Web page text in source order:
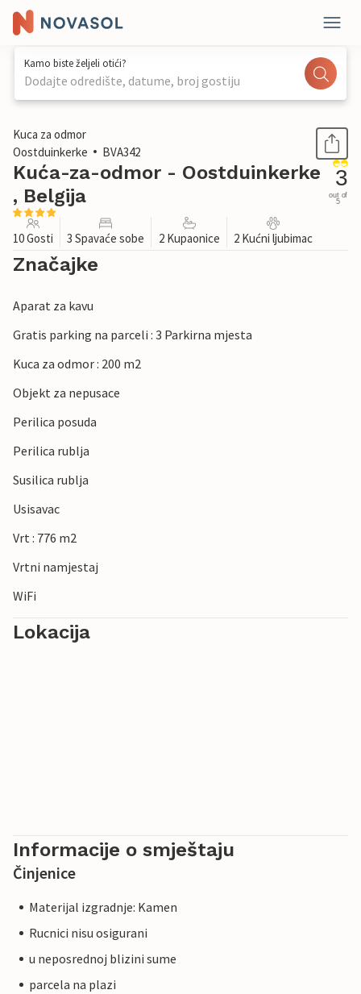
Kamo biste željeli otići?
Dodajte odredište, datume, broj gostiju
1 / 31
Kuca za odmor
Oostduinkerke
BVA342
Kuća-za-odmor - Oostduinkerke
, Belgija
3
out of
5
10 Gosti 3 Spavaće sobe 2 Kupaonice 2 Kućni ljubimac
Značajke
Aparat za kavu
Gratis parking na parceli : 3 Parkirna mjesta
Kuca za odmor : 200 m2
Objekt za nepusace
Perilica posuda
Perilica rublja
Susilica rublja
Usisavac
Vrt : 776 m2
Vrtni namjestaj
WiFi
Lokacija
Informacije o smještaju
Činjenice
Materijal izgradnje: Kamen
Rucnici nisu osigurani
u neposrednoj blizini sume
parcela na plazi